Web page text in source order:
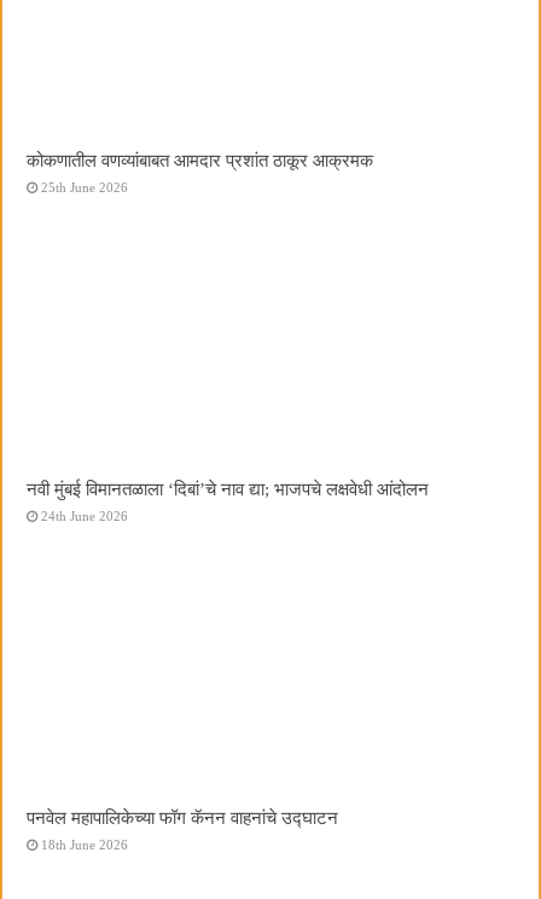
कोकणातील वणव्यांबाबत आमदार प्रशांत ठाकूर आक्रमक
25th June 2026
नवी मुंबई विमानतळाला ‌‘दिबां‌’चे नाव द्या; भाजपचे लक्षवेधी आंदोलन
24th June 2026
पनवेल महापालिकेच्या फॉग कॅनन वाहनांचे उद्घाटन
18th June 2026